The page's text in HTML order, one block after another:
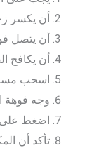
أن يكسر
أن يتصل فوراً بالرقم 180 أو الرقم
أن يكافح
اسحب
وجه فوهة
اضغط على
تأكد أن